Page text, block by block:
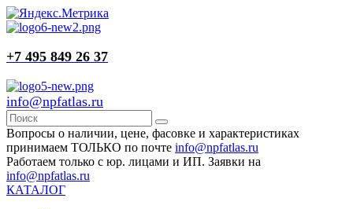
+7 495 849 26 37
info@npfatlas.ru
Вопросы о наличии, цене, фасовке и характеристиках
принимаем ТОЛЬКО по почте info@npfatlas.ru
Работаем только с юр. лицами и ИП. Заявки на
info@npfatlas.ru
КАТАЛОГ